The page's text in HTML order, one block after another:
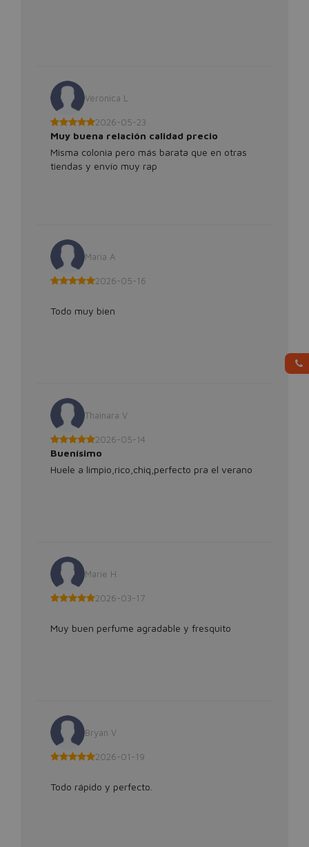
Veronica L
2026-05-23
Muy buena relación calidad precio
Misma colonia pero más barata que en otras
tiendas y envío muy rap
María A
2026-05-16
Todo muy bien
Thainara V
2026-05-14
Buenísimo
Huele a limpio,rico,chiq,perfecto pra el verano
Marie H
2026-03-17
Muy buen perfume agradable y fresquito
Bryan V
2026-01-19
Todo rápido y perfecto.